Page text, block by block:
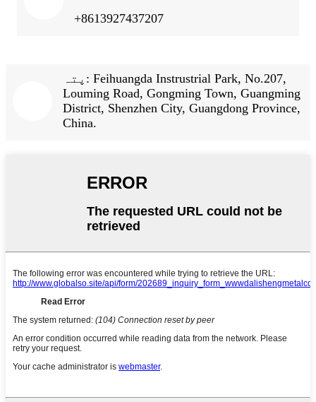
+8613927437207
پتہ: Feihuangda Instrustrial Park, No.207,
Louming Road, Gongming Town, Guangming
District, Shenzhen City, Guangdong Province,
China.